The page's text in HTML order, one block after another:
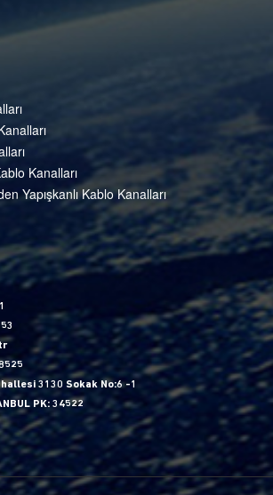
Kanalları
Yapışkanlı Kablo Kanalları
3130 Sokak No:6 -1
PK: 34522